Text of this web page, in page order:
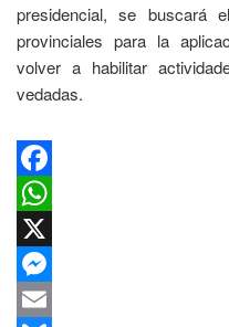
presidencial, se buscará
provinciales para la
volver a habilitar
vedadas.
Facebook
WhatsApp
X
Messenger